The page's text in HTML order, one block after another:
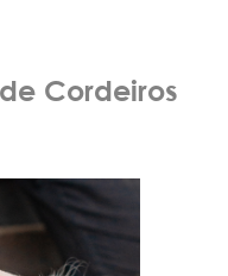
Cordeiros